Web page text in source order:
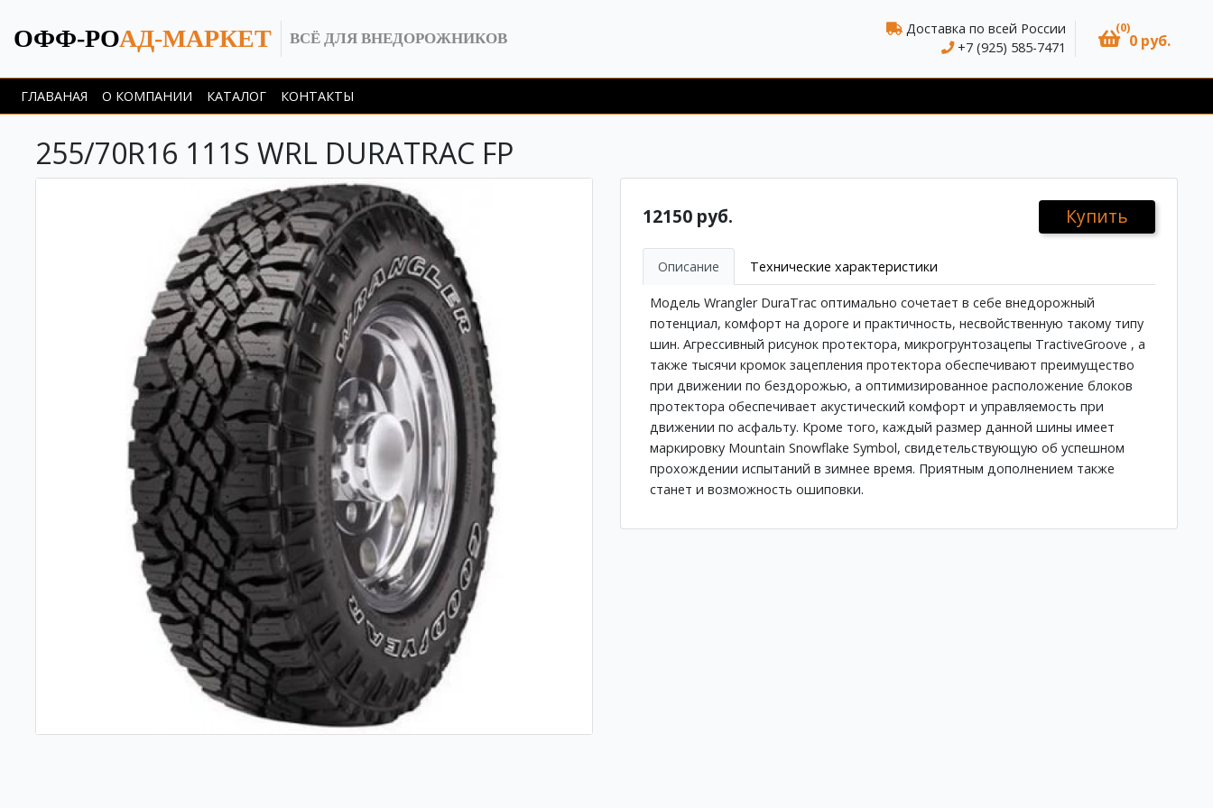
ОФФ-РОАД-МАРКЕТ ВСЁ ДЛЯ ВНЕДОРОЖНИКОВ
Доставка по всей России
+7 (925) 585-7471
(0)
0 руб.
ГЛАВАНАЯ О КОМПАНИИ КАТАЛОГ КОНТАКТЫ
255/70R16 111S WRL DURATRAC FP
12150 руб. Купить
Описание Технические характеристики
Модель Wrangler DuraTrac оптимально сочетает в себе внедорожный
потенциал, комфорт на дороге и практичность, несвойственную такому типу
шин. Агрессивный рисунок протектора, микрогрунтозацепы TractiveGroove , а
также тысячи кромок зацепления протектора обеспечивают преимущество
при движении по бездорожью, а оптимизированное расположение блоков
протектора обеспечивает акустический комфорт и управляемость при
движении по асфальту. Кроме того, каждый размер данной шины имеет
маркировку Mountain Snowflake Symbol, свидетельствующую об успешном
прохождении испытаний в зимнее время. Приятным дополнением также
станет и возможность ошиповки.